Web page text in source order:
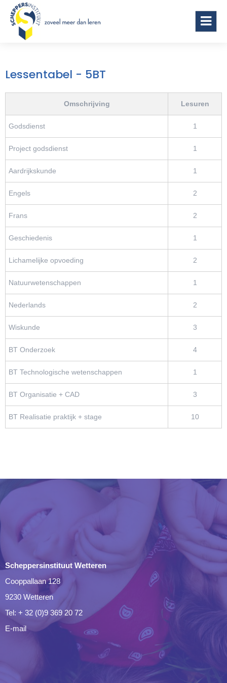
Lessentabel - 5BT
Omschrijving Lesuren
Godsdienst 1
Project godsdienst 1
Aardrijkskunde 1
Engels 2
Frans 2
Geschiedenis 1
Lichamelijke opvoeding 2
Natuurwetenschappen 1
Nederlands 2
Wiskunde 3
BT Onderzoek 4
BT Technologische wetenschappen 1
BT Organisatie + CAD 3
BT Realisatie praktijk + stage 10
Scheppersinstituut Wetteren
Cooppallaan 128
9230 Wetteren
Tel: + 32 (0)9 369 20 72
E-mail